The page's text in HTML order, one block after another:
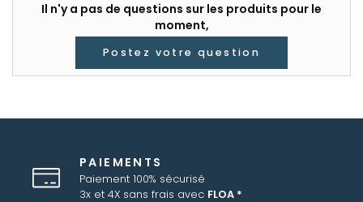
Il n'y a pas de questions sur les produits pour le
moment,
Postez votre question
PAIEMENTS
Paiement 100% sécurisé
3x et 4X sans frais avec FLOA *